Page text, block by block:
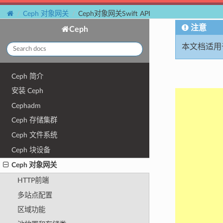
Ceph 对象网关 Ceph对象网关Swift API
Ceph
Ceph 简介
安装 Ceph
Cephadm
Ceph 存储集群
Ceph 文件系统
Ceph 块设备
Ceph 对象网关
HTTP前端
多站点配置
区域功能
注意
本文档适用